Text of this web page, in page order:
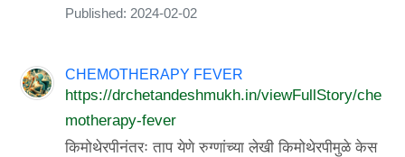
Published: 2024-02-02
CHEMOTHERAPY FEVER
https://drchetandeshmukh.in/viewFullStory/che
motherapy-fever
किमोथेरपीनंतरः ताप येणे रुग्णांच्या लेखी किमोथेरपीमुळे केस